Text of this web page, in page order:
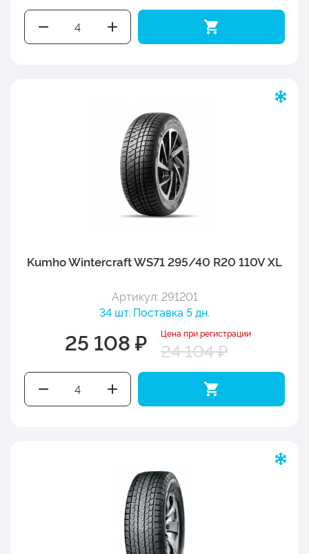
Kumho Wintercraft WS71 295/40 R20 110V XL
Артикул: 291201
34 шт. Поставка 5 дн.
25 108 ₽ Цена при регистрации
24 104 ₽